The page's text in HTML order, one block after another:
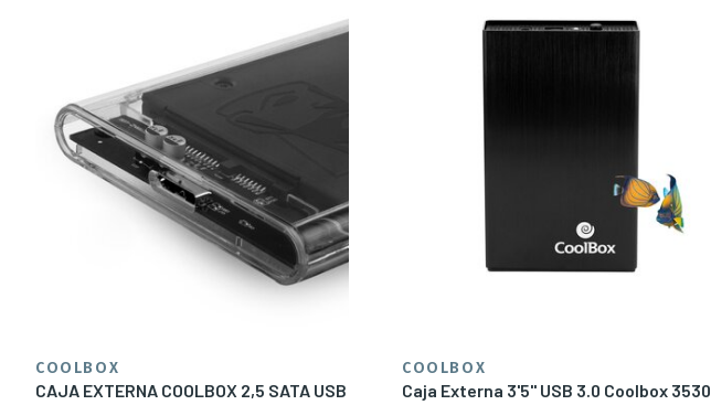
COOLBOX
CAJA EXTERNA COOLBOX 2,5 SATA USB
COOLBOX
Caja Externa 3'5" USB 3.0 Coolbox 3530